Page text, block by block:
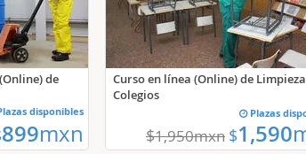
de
disponibles
899mxn
Curso en línea (Online) de
Colegios
Plazas
$1,950mxn $1,590